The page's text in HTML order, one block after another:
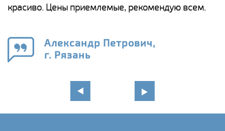
красиво. Цены приемлемые, рекомендую всем.
Александр Петрович,
г. Рязань